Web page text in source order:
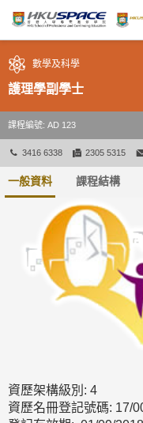
主
內
容
數學及科學
護理學副學士
課程編號: AD 123
3416 6338 2305 5315
一般資料 課程結構
資歷架構級別: 4
資歷名冊登記號碼: 17/